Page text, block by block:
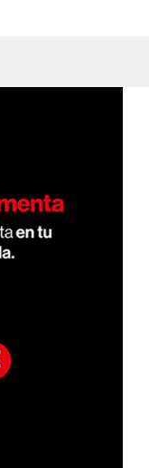
author/